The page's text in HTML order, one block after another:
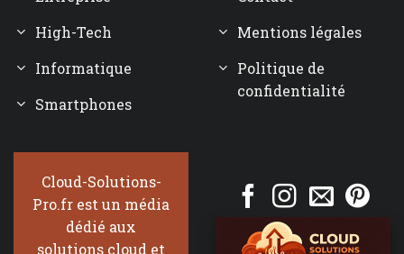
High-Tech
Informatique
Smartphones
Mentions légales
Politique de
confidentialité
Cloud-Solutions-
Pro.fr est un média
dédié aux
solutions cloud et